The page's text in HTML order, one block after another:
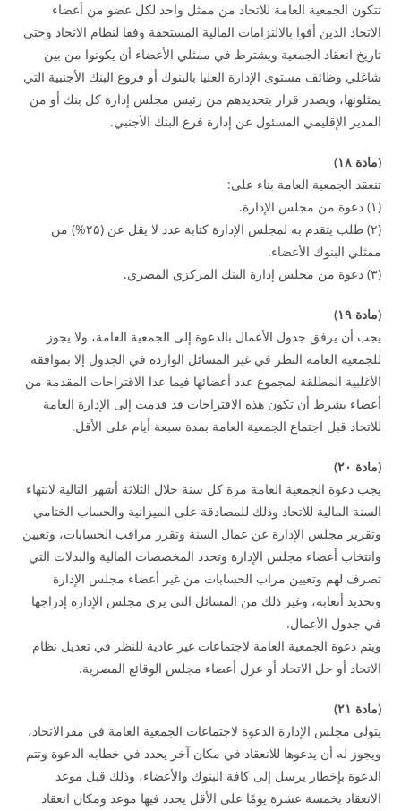
تتكون الجمعية العامة للاتحاد من ممثل واحد لكل عضو من أعضاء
الاتحاد الذين أفوا بالالتزامات المالية المستحقة وفقا لنظام الاتحاد وحتى
تاريخ انعقاد الجمعية ويشترط في ممثلي الأعضاء أن يكونوا من بين
شاغلي وظائف مستوى الإدارة العليا بالبنوك أو فروع البنك الأجنبية التي
يمثلونها، ويصدر قرار بتحديدهم من رئيس مجلس إدارة كل بنك أو من
المدير الإقليمي المسئول عن إدارة فرع البنك الأجنبي.
(مادة۱۸)
تنعقد الجمعية العامة بناء على:
(۱) دعوة من مجلس الإدارة.
(۲) طلب يتقدم به لمجلس الإدارة كتابة عدد لا يقل عن (۲۵%) من
ممثلي البنوك الأعضاء.
(۳) دعوة من مجلس إدارة البنك المركزي المصري.
(مادة۱۹)
يجب أن يرفق جدول الأعمال بالدعوة إلى الجمعية العامة، ولا يجوز
للجمعية العامة النظر في غير المسائل الواردة في الجدول إلا بموافقة
الأغلبية المطلقة لمجموع عدد أعضائها فيما عدا الاقتراحات المقدمة من
أعضاء بشرط أن تكون هذه الاقتراحات قد قدمت إلى الإدارة العامة
للاتحاد قبل اجتماع الجمعية العامة بمدة سبعة أيام على الأقل.
(مادة ۲۰)
يجب دعوة الجمعية العامة مرة كل سنة خلال الثلاثة أشهر التالية لانتهاء
السنة المالية للاتحاد وذلك للمصادقة على الميزانية والحساب الختامي
وتقرير مجلس الإدارة عن عمال السنة وتقرر مراقب الحسابات، وتعيين
وانتخاب أعضاء مجلس الإدارة وتحدد المخصصات المالية والبدلات التي
تصرف لهم وتعيين مراب الحسابات من غير أعضاء مجلس الإدارة
وتحديد أتعابه، وغير ذلك من المسائل التي يرى مجلس الإدارة إدراجها
في جدول الأعمال.
ويتم دعوة الجمعية العامة لاجتماعات غير عادية للنظر في تعديل نظام
الاتحاد أو حل الاتحاد أو عزل أعضاء مجلس الوقائع المصرية.
(مادة ۲۱)
يتولى مجلس الإدارة الدعوة لاجتماعات الجمعية العامة في مقرالاتحاد،
ويجوز له أن يدعوها للانعقاد في مكان آخر يحدد في خطابه الدعوة وتتم
الدعوة بإخطار يرسل إلى كافة البنوك والأعضاء، وذلك قبل موعد
الانعقاد بخمسة عشرة يومًا على الأقل يحدد فيها موعد ومكان انعقاد